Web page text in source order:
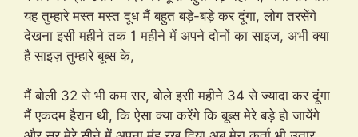
यह तुम्हारे मस्त मस्त दूध मैं बहुत बड़े-बड़े कर दूंगा, लोग तरसेंगे
देखना इसी महीने तक 1 महीने में अपने दोनों का साइज, अभी क्या
है साइज़ तुम्हारे बूब्स के,
मैं बोली 32 से भी कम सर, बोले इसी महीने 34 से ज्यादा कर दूंगा
मैं एकदम हैरान थी, कि ऐसा क्या करेंगे कि बूब्स मेरे बड़े हो जायेंगे